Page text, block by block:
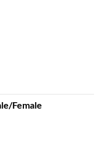
Female